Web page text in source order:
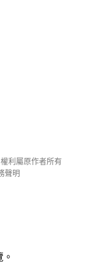
利屬原作者所有
聲明